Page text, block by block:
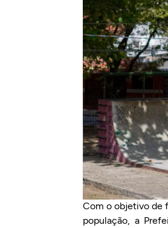
Com o objetivo de
população, a